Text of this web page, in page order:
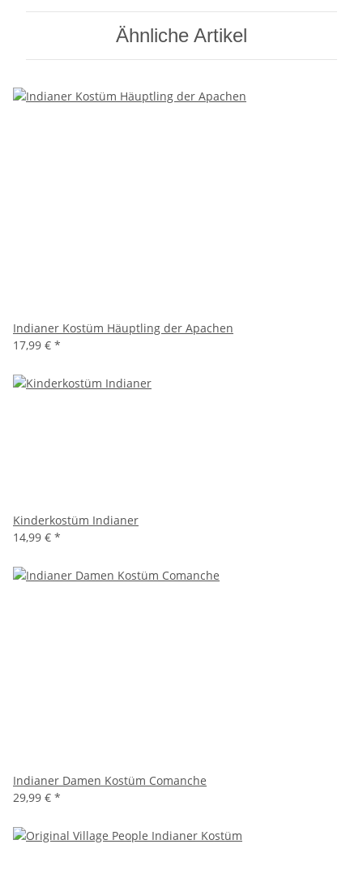
Ähnliche Artikel
Indianer Kostüm Häuptling der Apachen
17,99 € *
Kinderkostüm Indianer
14,99 € *
Indianer Damen Kostüm Comanche
29,99 € *